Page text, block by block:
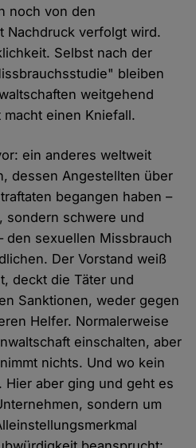
noch von den
Nachdruck verfolgt wird.
Selbst nach der
bleiben
weitgehend
einen Kniefall.
ein anderes weltweit
dessen Angestellten über
begangen haben –
sondern schwere und
den sexuellen Missbrauch
Der Vorstand weiß
deckt die Täter und
Sanktionen, weder gegen
Helfer. Normalerweise
einschalten, aber
nichts. Und wo kein
Hier aber ging und geht es
sondern um